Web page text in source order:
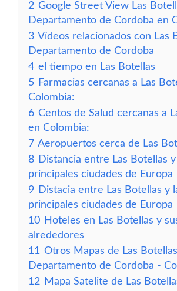
2 Google Street View Las
Departamento de Cordoba en
3 Vídeos relacionados con Las
Departamento de Cordoba
4 el tiempo en Las Botellas
5 Farmacias cercanas a Las
Colombia:
6 Centos de Salud cercanas a
en Colombia:
7 Aeropuertos cerca de Las
8 Distancia entre Las Botellas y
principales ciudades de Europa
9 Distacia entre Las Botellas y
principales ciudades de Europa
10 Hoteles en Las Botellas y
alrededores
11 Otros Mapas de Las
Departamento de Cordoba -
12 Mapa Satelite de Las